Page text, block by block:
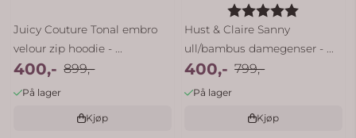
Juicy Couture Tonal embro
velour zip hoodie - ...
400,- 899,-
På lager
Kjøp
Karakter:
Hust & Claire Sanny
ull/bambus damegenser - ...
400,- 799,-
På lager
Kjøp